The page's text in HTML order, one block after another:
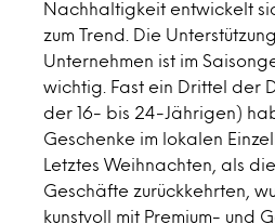
Nachhaltigkeit entwickelt
zum Trend. Die
Unternehmen ist im
wichtig. Fast ein Drittel der
der 16- bis 24-Jährigen)
Geschenke im lokalen
Letztes Weihnachten, als
Geschäfte zurückkehrten,
kunstvoll mit Premium- und